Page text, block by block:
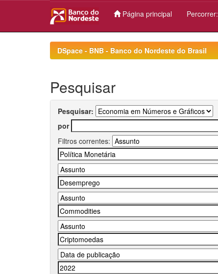
Página principal Percorrer:
DSpace - BNB - Banco do Nordeste do Brasil
Pesquisar
Pesquisar:
por
Filtros correntes: